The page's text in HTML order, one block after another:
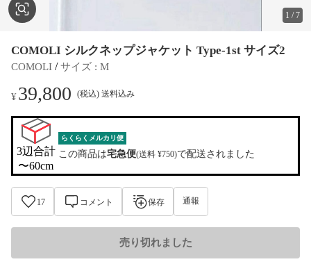
1 /7
COMOLI シルクネップジャケット Type-1st サイズ2
COMOLI / サイズ : M
¥39,800 (税込) 送料込み
3辺合計
〜60cm
らくらくメルカリ便
この商品は宅急便(送料 ¥750)で配送されました
17 コメント 保存 通報
売り切れました